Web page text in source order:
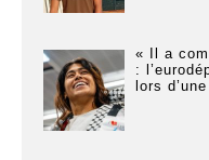
« Il a
:
lors